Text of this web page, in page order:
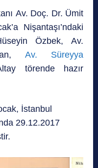
Av. Doç. Dr. Ümit
Nişantaşı’ndaki
Özbek, Av.
Av. Süreyya
törende hazır
İstanbul
29.12.2017